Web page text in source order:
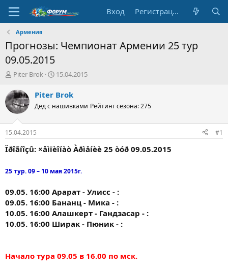
Вход Регистрация
Армения
Прогнозы: Чемпионат Армении 25 тур
09.05.2015
А
т
о
р
т
е
м
ы
Piter Brok
Д
т
н
а
л
15.04.2015
Piter Brok
Дед с нашивками Рейтинг сезона: 275
15.04.2015 #1
Ïðîãíîçû: ×åìïèîíàò Àðìåíèè 25 òóð 09.05.2015
25 тур. 09 – 10 мая 2015г.
09.05. 16:00 Арарат - Улисс - :
09.05. 16:00 Бананц - Мика - :
10.05. 16:00 Алашкерт - Гандзасар - :
10.05. 16:00 Ширак - Пюник - :
Начало тура 09.05 в 16.00 по мск.